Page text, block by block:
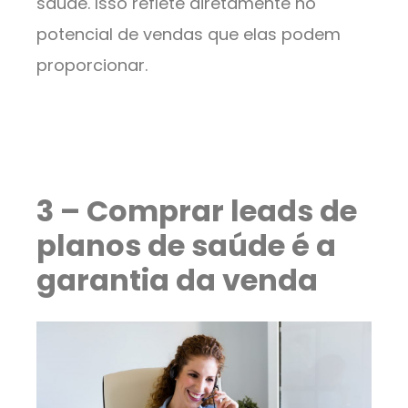
potencial de vendas que elas podem
proporcionar.
3 – Comprar leads de
planos de saúde é a
garantia da venda